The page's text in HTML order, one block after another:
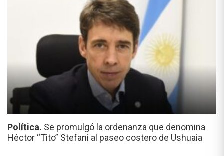
Política. Se promulgó la ordenanza que denomina
Héctor “Tito” Stefani al paseo costero de Ushuaia